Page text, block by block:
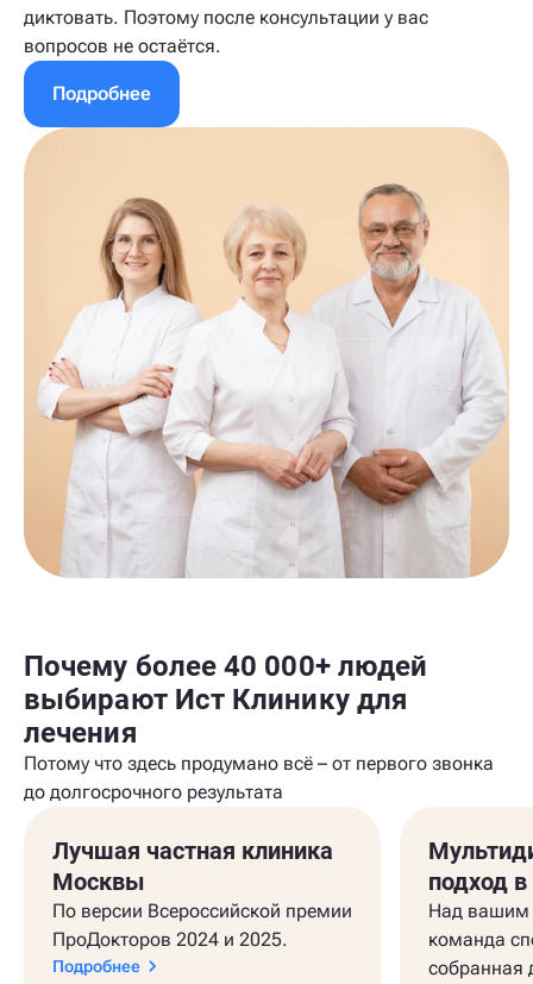
диктовать. Поэтому после консультации у вас
вопросов не остаётся.
Подробнее
Почему более 40 000+ людей
выбирают Ист Клинику для
лечения
Потому что здесь продумано всё – от первого звонка
до долгосрочного результата
Лучшая частная клиника
Москвы
По версии Всероссийской премии
ПроДокторов 2024 и 2025.
Подробнее
подход
Над вашим
команда
собранная